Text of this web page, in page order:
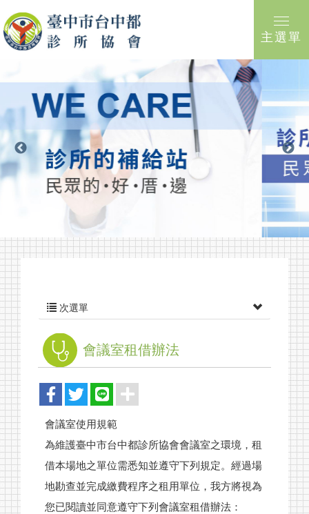
主選單
次選單
會議室租借辦法
會議室使用規範
為維護臺中市台中都診所協會會議室之環境，租
借本場地之單位需悉知並遵守下列規定。經過場
地勘查並完成繳費程序之租用單位，我方將視為
您已閱讀並同意遵守下列會議室租借辦法：